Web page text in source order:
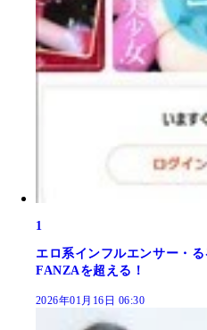
1
エロ系インフルエンサー・
FANZAを超える！
2026年01月16日 06:30